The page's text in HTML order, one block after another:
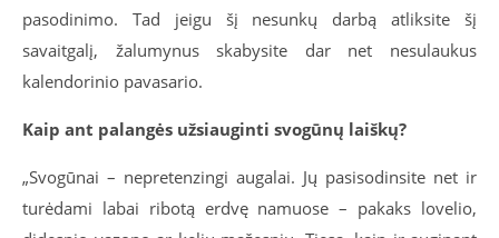
pasodinimo. Tad jeigu šį nesunkų darbą atliksite šį
savaitgalį, žalumynus skabysite dar net nesulaukus
kalendorinio pavasario.
Kaip ant palangės užsiauginti svogūnų laiškų?
„Svogūnai – nepretenzingi augalai. Jų pasisodinsite net ir
turėdami labai ribotą erdvę namuose – pakaks lovelio,